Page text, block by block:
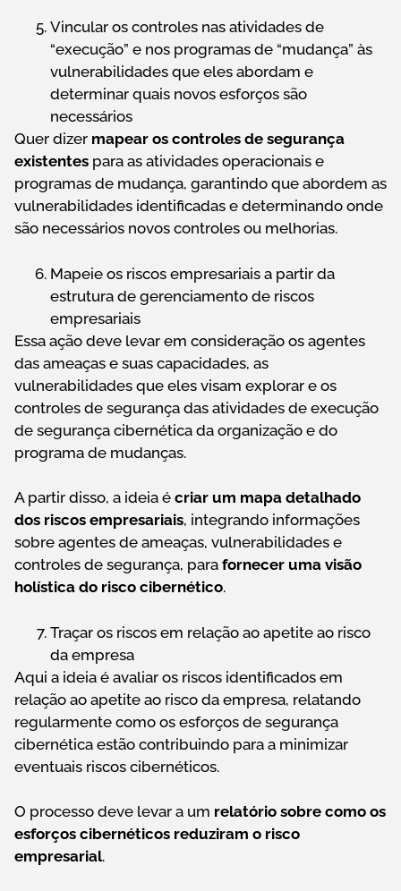
Vincular os controles nas atividades de
“execução” e nos programas de “mudança” às
vulnerabilidades que eles abordam e
determinar quais novos esforços são
necessários
Quer dizer mapear os controles de segurança
existentes para as atividades operacionais e
programas de mudança, garantindo que abordem as
vulnerabilidades identificadas e determinando onde
são necessários novos controles ou melhorias.
Mapeie os riscos empresariais a partir da
estrutura de gerenciamento de riscos
empresariais
Essa ação deve levar em consideração os agentes
das ameaças e suas capacidades, as
vulnerabilidades que eles visam explorar e os
controles de segurança das atividades de execução
de segurança cibernética da organização e do
programa de mudanças.
A partir disso, a ideia é criar um mapa detalhado
dos riscos empresariais, integrando informações
sobre agentes de ameaças, vulnerabilidades e
controles de segurança, para fornecer uma visão
holística do risco cibernético.
Traçar os riscos em relação ao apetite ao risco
da empresa
Aqui a ideia é avaliar os riscos identificados em
relação ao apetite ao risco da empresa, relatando
regularmente como os esforços de segurança
cibernética estão contribuindo para a minimizar
eventuais riscos cibernéticos.
O processo deve levar a um relatório sobre como os
esforços cibernéticos reduziram o risco
empresarial.